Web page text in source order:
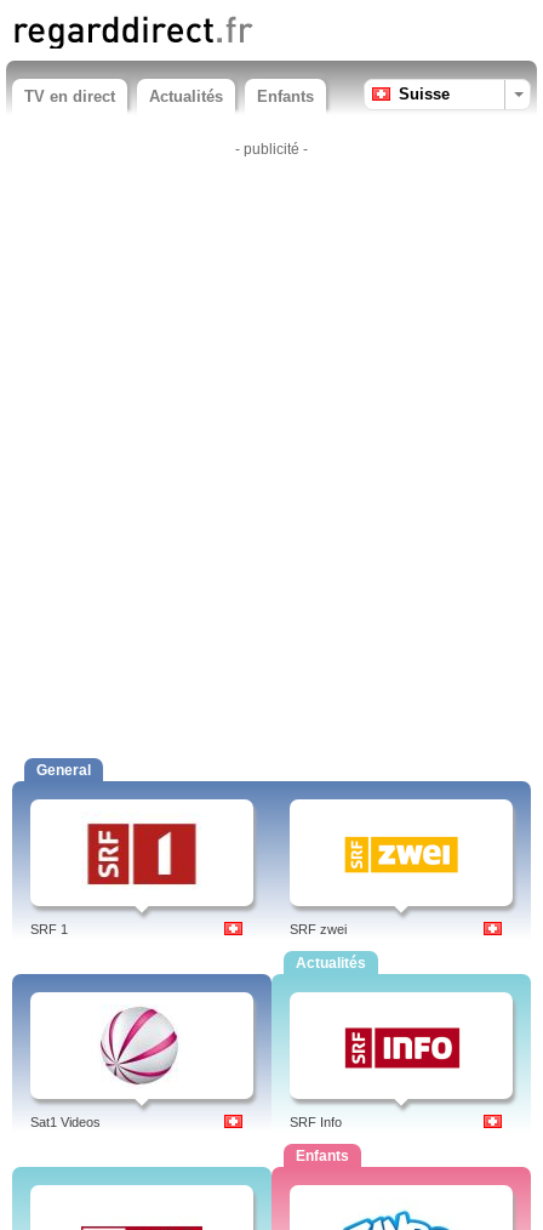
TV en direct Actualités Enfants Suisse
- publicité -
General
SRF 1 SRF zwei
Sat1 Videos
Actualités
SRF Info
Enfants